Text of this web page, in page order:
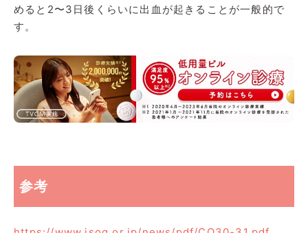
めると2〜3日後くらいに出血が起きることが一般的で
す。
参考